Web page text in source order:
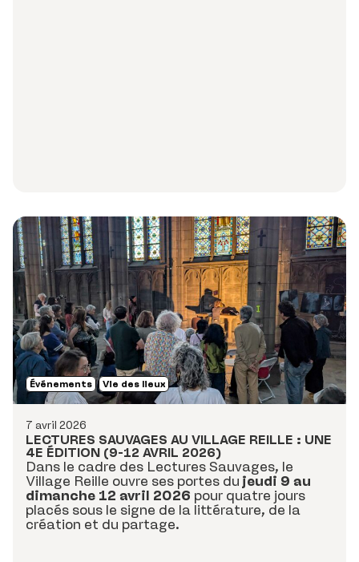
7 avril 2026
Événements Vie des lieux
LECTURES SAUVAGES AU VILLAGE REILLE : UNE
4E ÉDITION (9-12 AVRIL 2026)
Dans le cadre des Lectures Sauvages, le
Village Reille ouvre ses portes du jeudi 9 au
dimanche 12 avril 2026 pour quatre jours
placés sous le signe de la littérature, de la
création et du partage.